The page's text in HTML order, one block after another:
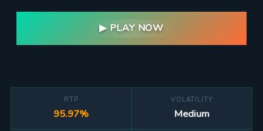
▶ PLAY NOW
RTP
95.97%
VOLATILITY
Medium